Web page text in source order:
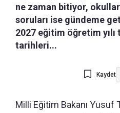
ne zaman bitiyor,
soruları ise gündeme
2027 eğitim öğretim
tarihleri...
Kaydet
Milli Eğitim Bakanı Yusuf